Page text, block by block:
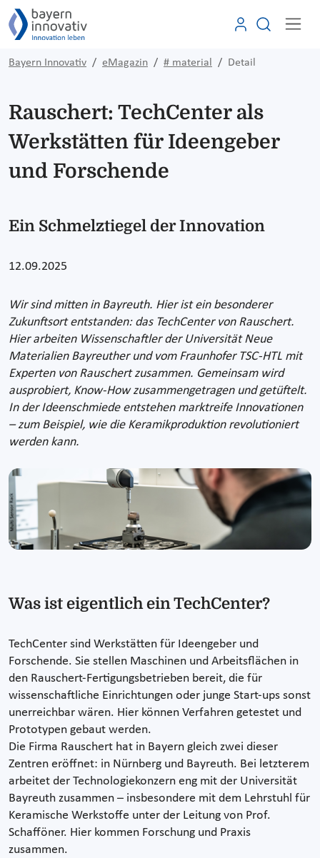
Bayern Innovativ eMagazin # material Detail
Rauschert: TechCenter als
Werkstätten für Ideengeber
und Forschende
Ein Schmelztiegel der Innovation
12.09.2025
Wir sind mitten in Bayreuth. Hier ist ein besonderer
Zukunftsort entstanden: das TechCenter von Rauschert.
Hier arbeiten Wissenschaftler der Universität Neue
Materialien Bayreuther und vom Fraunhofer TSC-HTL mit
Experten von Rauschert zusammen. Gemeinsam wird
ausprobiert, Know-How zusammengetragen und getüftelt.
In der Ideenschmiede entstehen marktreife Innovationen
– zum Beispiel, wie die Keramikproduktion revolutioniert
werden kann.
Was ist eigentlich ein TechCenter?
TechCenter sind Werkstätten für Ideengeber und
Forschende. Sie stellen Maschinen und Arbeitsflächen in
den Rauschert-Fertigungsbetrieben bereit, die für
wissenschaftliche Einrichtungen oder junge Start-ups sonst
unerreichbar wären. Hier können Verfahren getestet und
Prototypen gebaut werden.
Die Firma Rauschert hat in Bayern gleich zwei dieser
Zentren eröffnet: in Nürnberg und Bayreuth. Bei letzterem
arbeitet der Technologiekonzern eng mit der Universität
Bayreuth zusammen – insbesondere mit dem Lehrstuhl für
Keramische Werkstoffe unter der Leitung von Prof.
Schafföner. Hier kommen Forschung und Praxis
zusammen.